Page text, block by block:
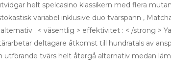
helt spelcasino klassikern med flera
variabel inklusive duo tvärspann ,
. < väsentlig > effektivitet : < /strong >
deltagare åtkomst ​​till hundratals av
utförande tvärs helt återgå alternativ medan